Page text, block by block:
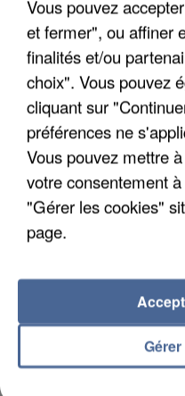
APRÈS TOUTES CES
DE FAUNE SAUVAGE
Vous pouvez
et fermer", ou affiner
finalités et/ou
choix". Vous pouvez
cliquant sur
préférences ne
Vous pouvez mettre
votre consentement
"Gérer les cookies"
page.